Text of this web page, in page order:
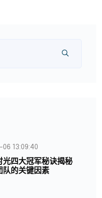
13:09:40
光四大冠军秘诀揭秘
队的关键因素